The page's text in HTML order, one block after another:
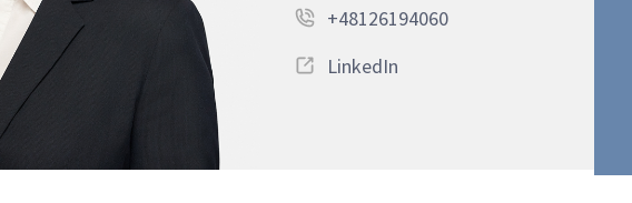
+48126194060
LinkedIn